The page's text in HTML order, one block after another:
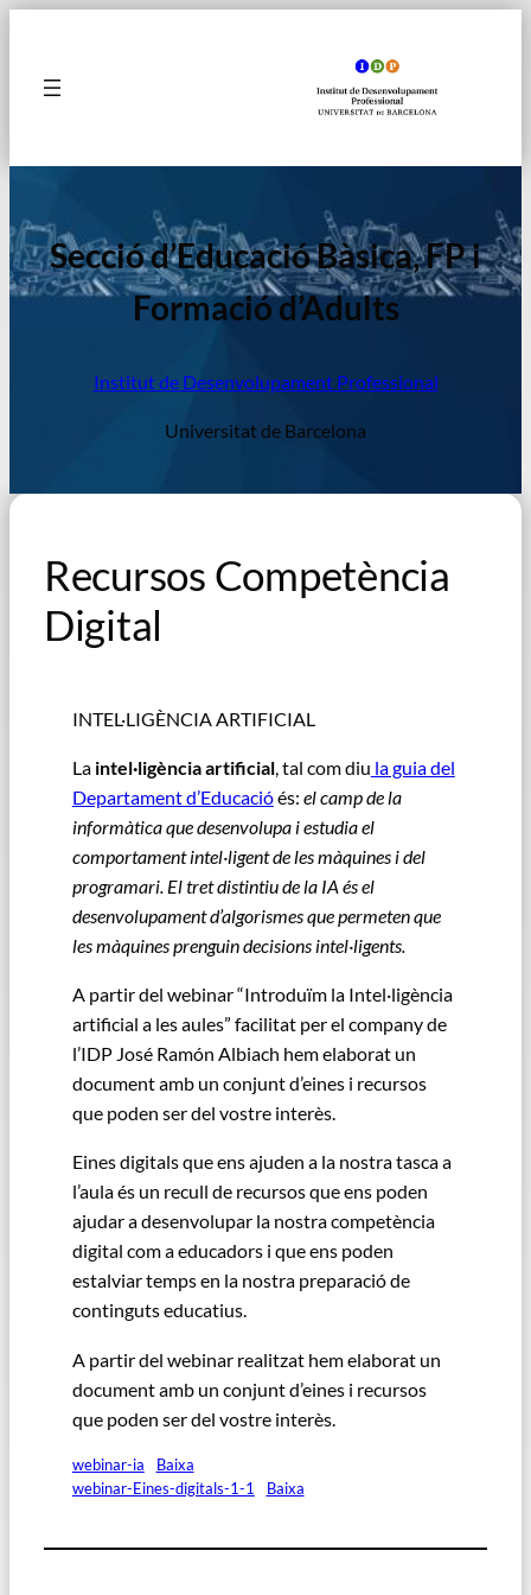
contingut
Secció d’Educació Bàsica, FP i
Formació d’Adults
Institut de Desenvolupament Professional
Universitat de Barcelona
Recursos Competència
Digital
INTEL·LIGÈNCIA ARTIFICIAL
La intel·ligència artificial, tal com diu la guia del
Departament d’Educacióés: el camp de la
informàtica que desenvolupa i estudia el
comportament intel·ligent de les màquines i del
programari. El tret distintiu de la IA és el
desenvolupament d’algorismes que permeten que
les màquines prenguin decisions intel·ligents.
A partir del webinar “Introduïm la Intel·ligència
artificial a les aules” facilitat per el company de
l’IDP José Ramón Albiach hem elaborat un
document amb un conjunt d’eines i recursos
que poden ser del vostre interès.
Eines digitals que ens ajuden a la nostra tasca a
l’aula és un recull de recursos que ens poden
ajudar a desenvolupar la nostra competència
digital com a educadors i que ens poden
estalviar temps en la nostra preparació de
continguts educatius.
A partir del webinar realitzat hem elaborat un
document amb un conjunt d’eines i recursos
que poden ser del vostre interès.
webinar-ia
Baixa
webinar-Eines-digitals-1-1
Baixa